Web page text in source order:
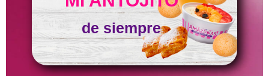
de siempre